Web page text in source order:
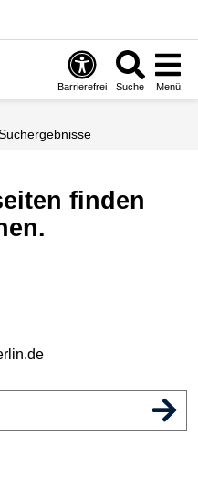
Barrierefrei Suche Menü
finden